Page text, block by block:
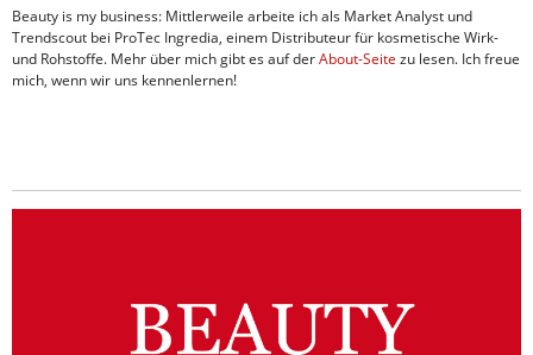
Beauty is my business: Mittlerweile arbeite ich als Market Analyst und
Trendscout bei ProTec Ingredia, einem Distributeur für kosmetische Wirk-
und Rohstoffe. Mehr über mich gibt es auf derAbout-Seite zu lesen. Ich freue
mich, wenn wir uns kennenlernen!